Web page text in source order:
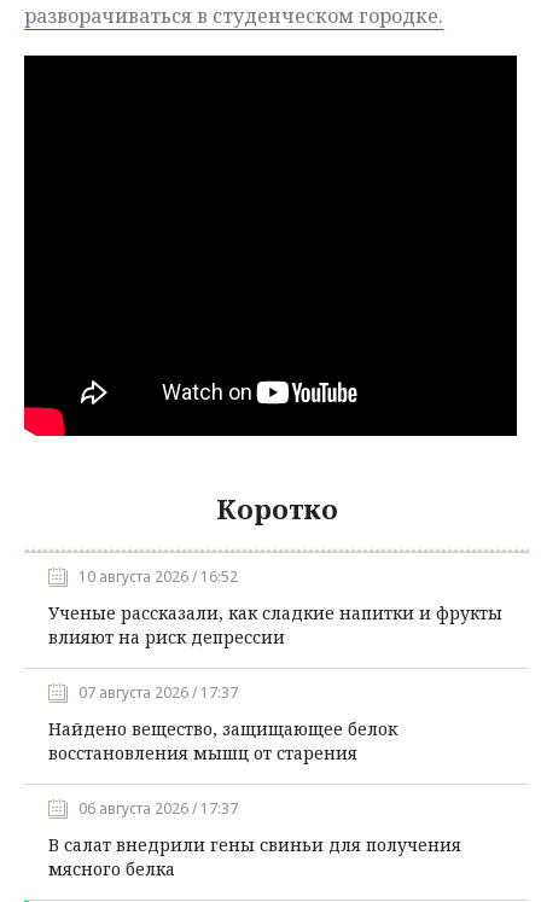
разворачиваться в студенческом городке.
Коротко
10 августа 2026 / 16:52
Ученые рассказали, как сладкие напитки и фрукты
влияют на риск депрессии
07 августа 2026 / 17:37
Найдено вещество, защищающее белок
восстановления мышц от старения
06 августа 2026 / 17:37
В салат внедрили гены свиньи для получения
мясного белка